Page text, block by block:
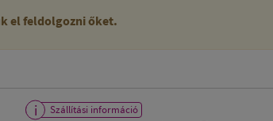
el feldolgozni őket.
Szállítási információ